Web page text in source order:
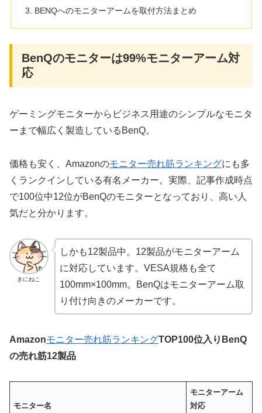
BENQへのモニターアームを取付方法まとめ
BenQのモニターは99%モニターアーム対
応
ゲーミングモニターからビジネス用途のシンプルなモニタ
ーまで幅広く製造しているBenQ。
価格も安く、Amazonのモニター売れ筋ランキングにも多
くランクインしている有名メーカー。実際、記事作成時点
で100位中12位がBenQのモニターとなっており、高い人
気だと分かります。
きにねこ
しかも12製品中。12製品がモニターアーム
に対応しています。VESA規格も全て
100mm×100mm。BenQはモニターアーム取
り付け向きのメーカーです。
Amazonモニター売れ筋ランキングTOP100位入りBenQ
の売れ筋12製品
モニター名
モニターアーム
対応